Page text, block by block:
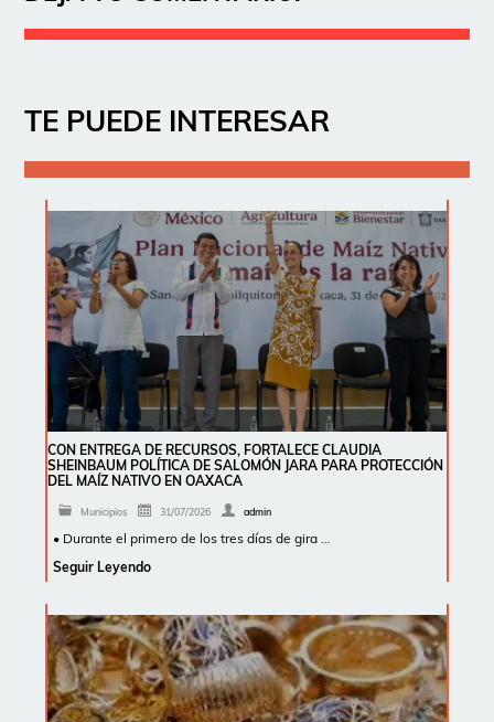
TE PUEDE INTERESAR
CON ENTREGA DE RECURSOS, FORTALECE CLAUDIA
SHEINBAUM POLÍTICA DE SALOMÓN JARA PARA PROTECCIÓN
DEL MAÍZ NATIVO EN OAXACA
Municipios 31/07/2026 admin
• Durante el primero de los tres días de gira …
Seguir Leyendo